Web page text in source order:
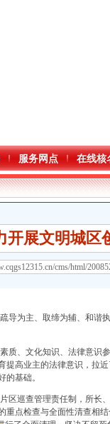
服务网点 在线核
开展文明城区
cms/html/
为主、取缔为辅、和谐
、文化知识、法律意识
提高业主的法律意识，拉
的基础。
巡查管理责任制，所长
重点检查与全面性清查相